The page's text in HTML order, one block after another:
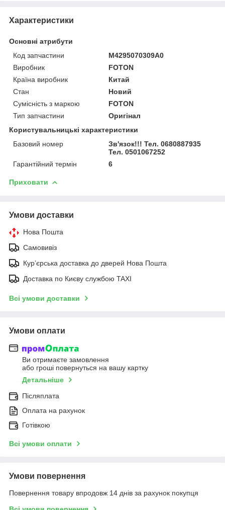
Характеристики
Основні атрибути
Код запчастини
M4295070309A0
Виробник
FOTON
Країна виробник
Китай
Стан
Новий
Сумісність з маркою
FOTON
Тип запчастини
Оригінал
Користувальницькі характеристики
Базовий номер
Зв'язок!!! Тел. 0680887935
Тел. 0501067252
Гарантійний термін
6
Приховати
Умови доставки
Нова Пошта
Самовивіз
Курʼєрська доставка до дверей Нова Пошта
Доставка по Києву службою TAXI
Всі умови доставки
Умови оплати
Ви отримаєте замовлення
або гроші повернуться на вашу картку
Детальніше
Післяплата
Оплата на рахунок
Готівкою
Всі умови оплати
Умови повернення
Повернення товару впродовж 14 днів за рахунок покупця